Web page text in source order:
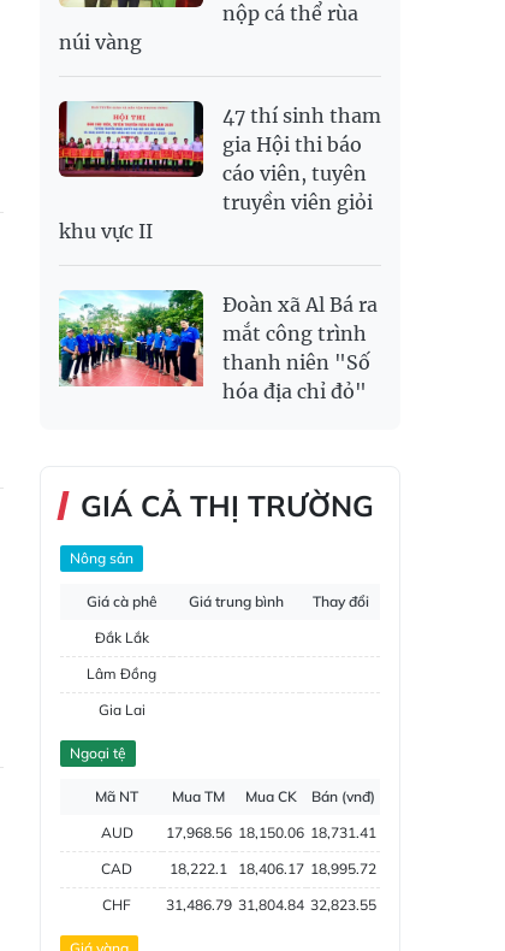
nộp cá thể rùa
núi vàng
47 thí sinh tham
gia Hội thi báo
cáo viên, tuyên
truyền viên giỏi
khu vực II
Đoàn xã Al Bá ra
mắt công trình
thanh niên "Số
hóa địa chỉ đỏ"
GIÁ CẢ THỊ TRƯỜNG
Nông sản
Giá cà phê Giá trung bình
Thay đổi
Đắk Lắk
Lâm Đồng
Gia Lai
Đắk Nông
Ngoại tệ
Mã NT Mua TM Mua CK
Bán (vnđ)
AUD
17,968.56 18,150.06 18,731.41
CAD
18,222.1 18,406.17 18,995.72
CHF
31,486.79 31,804.84 32,823.55
CNY